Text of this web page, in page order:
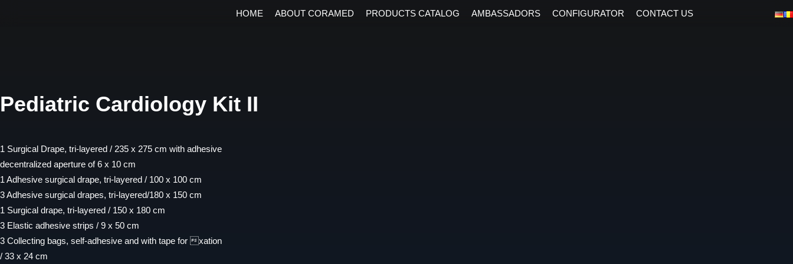
HOME ABOUT CORAMED PRODUCTS CATALOG AMBASSADORS CONFIGURATOR CONTACT US
Pediatric Cardiology Kit II
1 Surgical Drape, tri-layered / 235 x 275 cm with adhesive
decentralized aperture of 6 x 10 cm
1 Adhesive surgical drape, tri-layered / 100 x 100 cm
3 Adhesive surgical drapes, tri-layered/180 x 150 cm
1 Surgical drape, tri-layered / 150 x 180 cm
3 Elastic adhesive strips / 9 x 50 cm
3 Collecting bags, self-adhesive and with tape for xation
/ 33 x 24 cm